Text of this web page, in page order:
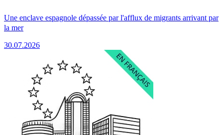
Une enclave espagnole dépassée par l'afflux de migrants arrivant par
la mer
30.07.2026